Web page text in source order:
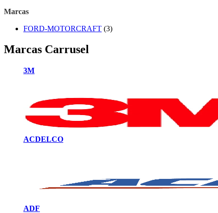
Marcas
FORD-MOTORCRAFT (3)
Marcas Carrusel
3M
ACDELCO
ADF